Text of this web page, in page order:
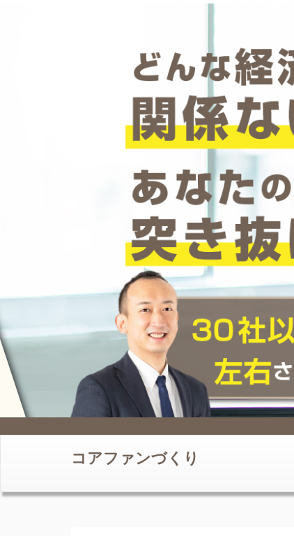
コアファンづくり